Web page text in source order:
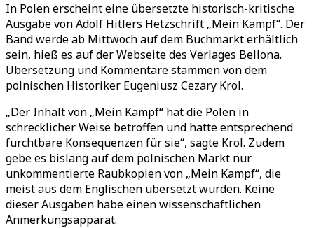
In Polen erscheint eine übersetzte historisch-kritische
Ausgabe von Adolf Hitlers Hetzschrift „Mein Kampf“. Der
Band werde ab Mittwoch auf dem Buchmarkt erhältlich
sein, hieß es auf der Webseite des Verlages Bellona.
Übersetzung und Kommentare stammen von dem
polnischen Historiker Eugeniusz Cezary Krol.
„Der Inhalt von „Mein Kampf“ hat die Polen in
schrecklicher Weise betroffen und hatte entsprechend
furchtbare Konsequenzen für sie“, sagte Krol. Zudem
gebe es bislang auf dem polnischen Markt nur
unkommentierte Raubkopien von „Mein Kampf“, die
meist aus dem Englischen übersetzt wurden. Keine
dieser Ausgaben habe einen wissenschaftlichen
Anmerkungsapparat.